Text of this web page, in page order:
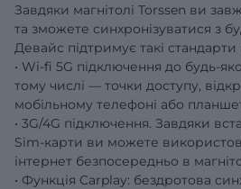
Завдяки магнітолі Torssen ви
та зможете синхронізуватися з
Девайс підтримує такі
• Wi-fi 5G підключення до будь-
тому числі — точки доступу,
мобільному телефоні або
• 3G/4G підключення. Завдяки
Sim-карти ви можете
інтернет безпосередньо в
• Функція Carplay: бездротова